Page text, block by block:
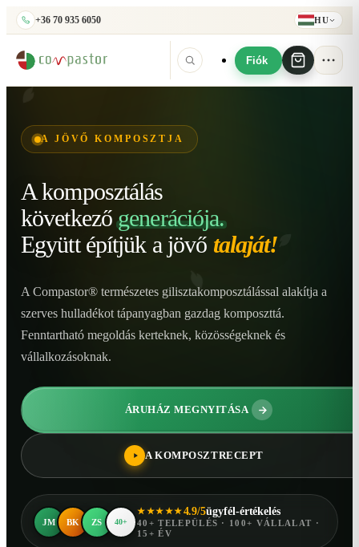
+36 70 935 6050 HU
Fiók
A JÖVŐ KOMPOSZTJA
A komposztálás
következő generációja.
Együtt építjük a jövő talaját!
A Compastor® természetes gilisztakomposztálással alakítja a
szerves hulladékot tápanyagban gazdag komposzttá.
Fenntartható megoldás kerteknek, közösségeknek és
vállalkozásoknak.
ÁRUHÁZ MEGNYITÁSA
A KOMPOSZTRECEPT
JM BK ZS 40+
★★★★★4.9/5ügyfél-értékelés
40+ TELEPÜLÉS · 100+ VÁLLALAT ·
15+ ÉV